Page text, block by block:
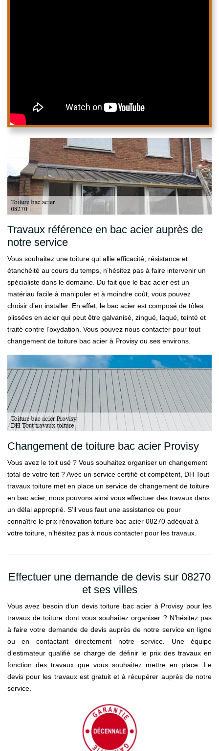
Travaux référence en bac acier auprès de
notre service
Vous souhaitez une toiture qui allie efficacité, résistance et
étanchéité au cours du temps, n’hésitez pas à faire intervenir un
spécialiste dans le domaine. Du fait que le bac acier est un
matériau facile à manipuler et à moindre coût, vous pouvez
choisir d’en installer. En effet, le bac acier est composé de tôles
plissées en acier qui peut être galvanisé, zingué, laqué, teinté et
traité contre l’oxydation. Vous pouvez nous contacter pour tout
changement de toiture bac acier à Provisy ou ses environs.
Changement de toiture bac acier Provisy
Vous avez le toit usé ? Vous souhaitez organiser un changement
total de votre toit ? Avec un service certifié et compétent, DH Tout
travaux toiture met en place un service de changement de toiture
en bac acier, nous pouvons ainsi vous effectuer des travaux dans
un délai approprié. S’il vous faut une assistance ou pour
connaître le prix rénovation toiture bac acier 08270 adéquat à
votre toiture, n’hésitez pas à nous contacter pour les travaux.
Effectuer une demande de devis sur 08270
et ses villes
Vous avez besoin d’un devis toiture bac acier à Provisy pour les
travaux de toiture dont vous souhaitez organiser ? N’hésitez pas
à faire votre demande de devis auprès de notre service en ligne
ou en contactant directement notre service. Une équipe
d’estimateur qualifié se charge de définir le prix des travaux en
fonction des travaux que vous souhaitez mettre en place. Le
devis pour les travaux est gratuit et à récupérer auprès de notre
service.